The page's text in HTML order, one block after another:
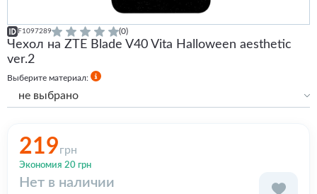
F1097289 (0)
Чехол на ZTE Blade V40 Vita Halloween aesthetic
ver.2
Выберите материал:
не выбрано
219грн
Экономия 20 грн
Нет в наличии